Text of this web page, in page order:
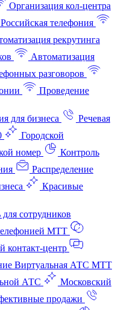
Организация кол-центра
Российская телефония
рекрутинга
Автоматизация
разговоров
Проведение
для бизнеса
Речевая
Городской
номер
Контроль
Распределение
Красивые
для сотрудников
МТТ
контакт‑центр
Виртуальная АТС МТТ
АТС
Московский
продажи